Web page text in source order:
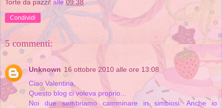
Torte da pazzi! alle09:38
Condividi
5 commenti:
Unknown 16 ottobre 2010 alle ore 13:08
Ciao Valentina,
Questo blog ci voleva proprio...
Noi due sembriamo camminare in simbiosi: Anche io